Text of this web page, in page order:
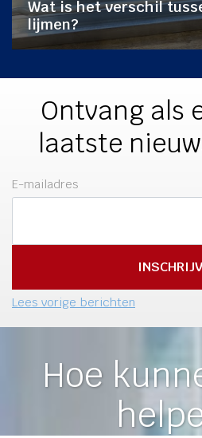
Wat is het verschil
lijmen?
Ontvang als
laatste
E-mailadres
Lees vorige berichten
Hoe